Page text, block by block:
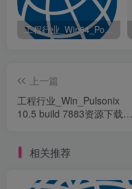
工程行业_Win64_PointWise 18.6 R2 x64资源下载地址_百度网盘迅雷BT
上一篇
工程行业_Win_Pulsonix
10.5 build 7883资源下载地
相关推荐